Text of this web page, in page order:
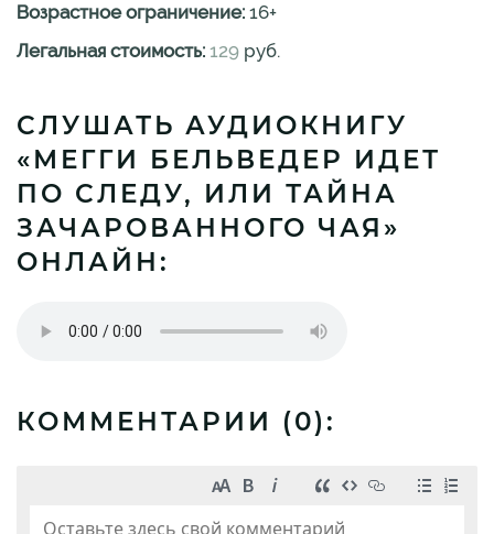
Возрастное ограничение: 16+
Легальная стоимость: 129 руб.
СЛУШАТЬ АУДИОКНИГУ
«МЕГГИ БЕЛЬВЕДЕР ИДЕТ
ПО СЛЕДУ, ИЛИ ТАЙНА
ЗАЧАРОВАННОГО ЧАЯ»
ОНЛАЙН:
КОММЕНТАРИИ (0):